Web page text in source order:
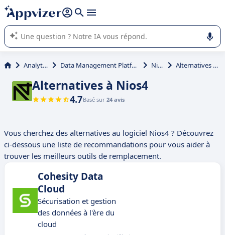
répondre (plusieurs lignes avec
L'IA de Appvizer vous guide dans l'utilisation ou la sélection de
logiciel SaaS en entreprise.
Analytique Data Management Platform (DMP) Nios4 Alternatives à Nios4
Alternatives à Nios4
4.7Basé sur 24 avis
Vous cherchez des alternatives au logiciel Nios4 ? Découvrez
ci-dessous une liste de recommandations pour vous aider à
trouver les meilleurs outils de remplacement.
Cohesity Data
Cloud
Sécurisation et gestion
des données à l'ère du
cloud